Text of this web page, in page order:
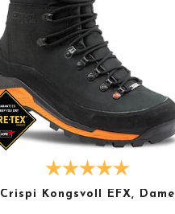
Crispi Kongsvoll EFX, Dame